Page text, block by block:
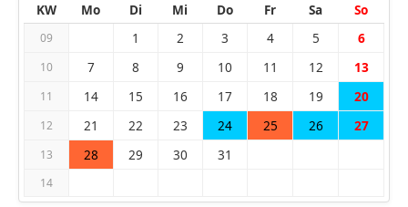
KW
Mo Di Mi Do Fr Sa So
09 1 2 3 4 5 6
10 7 8 9 10 11 12 13
11 14 15 16 17 18 19 20
12 21 22 23 24 25 26 27
13 28 29 30 31
14